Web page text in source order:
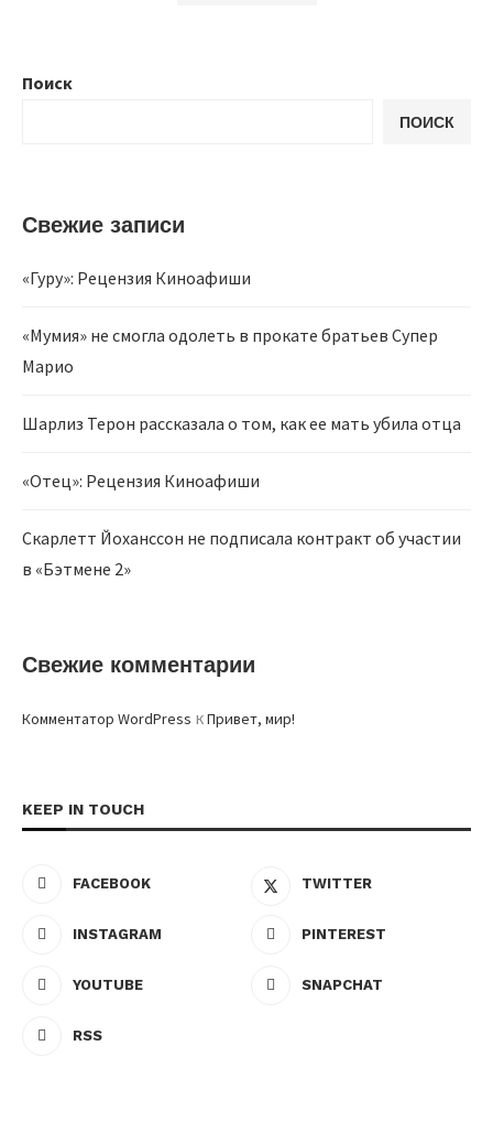
Поиск
ПОИСК
Свежие записи
«Гуру»: Рецензия Киноафиши
«Мумия» не смогла одолеть в прокате братьев Супер
Марио
Шарлиз Терон рассказала о том, как ее мать убила отца
«Отец»: Рецензия Киноафиши
Скарлетт Йоханссон не подписала контракт об участии
в «Бэтмене 2»
Свежие комментарии
Комментатор WordPress кПривет, мир!
KEEP IN TOUCH
FACEBOOK TWITTER
INSTAGRAM PINTEREST
YOUTUBE SNAPCHAT
RSS